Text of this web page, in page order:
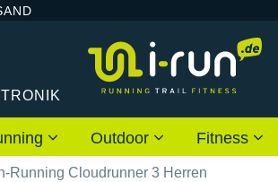
Outdoor Fitness
Running Cloudrunner 3 Herren